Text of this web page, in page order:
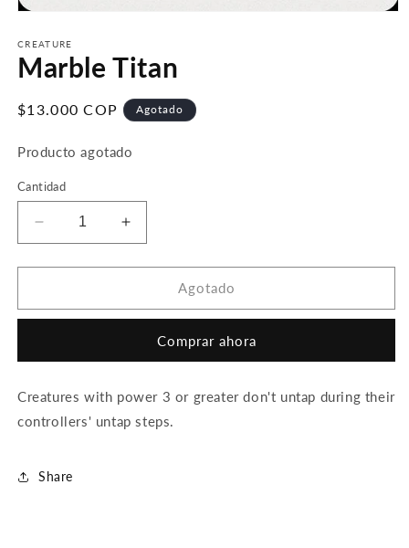
multimedia
1
en
modal
CREATURE
Marble Titan
Precio
$13.000 COP Agotado
Producto agotado
Cantidad
Reducir
cantidad
para
Titan
Aumentar
cantidad
para
Titan
Agotado
Comprar ahora
Creatures with power 3 or greater don't untap during their
controllers' untap steps.
Share